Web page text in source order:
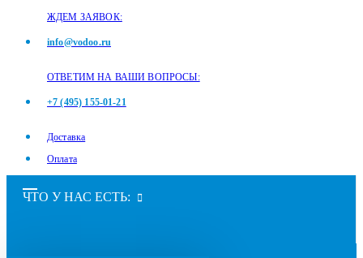
ЖДЕМ ЗАЯВОК:
info@vodoo.ru
ОТВЕТИМ НА ВАШИ ВОПРОСЫ:
+7 (495) 155-01-21
Доставка
Оплата
ЧТО У НАС ЕСТЬ: